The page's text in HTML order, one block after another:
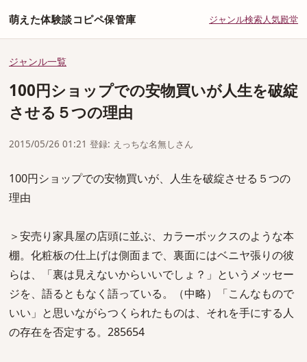
萌えた体験談コピペ保管庫 ジャンル検索人気殿堂
ジャンル一覧
100円ショップでの安物買いが人生を破綻
させる５つの理由
2015/05/26 01:21 登録: えっちな名無しさん
100円ショップでの安物買いが、人生を破綻させる５つの
理由
＞安売り家具屋の店頭に並ぶ、カラーボックスのような本
棚。化粧板の仕上げは側面まで、裏面にはベニヤ張りの彼
らは、「裏は見えないからいいでしょ？」というメッセー
ジを、語るともなく語っている。（中略）「こんなもので
いい」と思いながらつくられたものは、それを手にする人
の存在を否定する。285654